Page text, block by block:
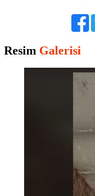
Resim Galerisi